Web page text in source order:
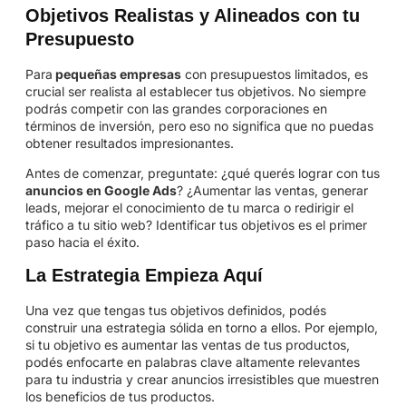
Objetivos Realistas y Alineados con tu
Presupuesto
Para pequeñas empresas con presupuestos limitados, es
crucial ser realista al establecer tus objetivos. No siempre
podrás competir con las grandes corporaciones en
términos de inversión, pero eso no significa que no puedas
obtener resultados impresionantes.
Antes de comenzar, preguntate: ¿qué querés lograr con tus
anuncios en Google Ads? ¿Aumentar las ventas, generar
leads, mejorar el conocimiento de tu marca o redirigir el
tráfico a tu sitio web? Identificar tus objetivos es el primer
paso hacia el éxito.
La Estrategia Empieza Aquí
Una vez que tengas tus objetivos definidos, podés
construir una estrategia sólida en torno a ellos. Por ejemplo,
si tu objetivo es aumentar las ventas de tus productos,
podés enfocarte en palabras clave altamente relevantes
para tu industria y crear anuncios irresistibles que muestren
los beneficios de tus productos.